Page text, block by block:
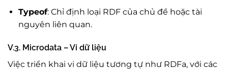
Typeof: Chỉ định loại RDF của chủ đề hoặc tài
nguyên liên quan.
V.3. Microdata – Vi dữ liệu
Việc triển khai vi dữ liệu tương tự như RDFa, với các